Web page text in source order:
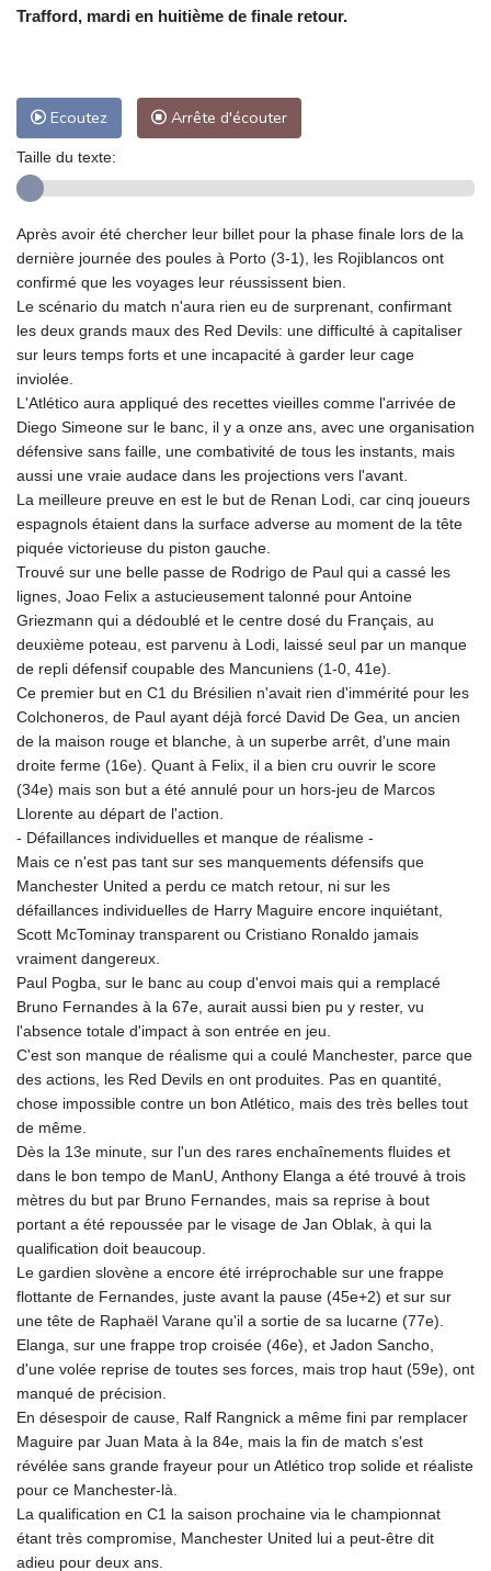
Trafford, mardi en huitième de finale retour.
Ecoutez Arrête d'écouter
Taille du texte:
Après avoir été chercher leur billet pour la phase finale lors de la
dernière journée des poules à Porto (3-1), les Rojiblancos ont
confirmé que les voyages leur réussissent bien.
Le scénario du match n'aura rien eu de surprenant, confirmant
les deux grands maux des Red Devils: une difficulté à capitaliser
sur leurs temps forts et une incapacité à garder leur cage
inviolée.
L'Atlético aura appliqué des recettes vieilles comme l'arrivée de
Diego Simeone sur le banc, il y a onze ans, avec une organisation
défensive sans faille, une combativité de tous les instants, mais
aussi une vraie audace dans les projections vers l'avant.
La meilleure preuve en est le but de Renan Lodi, car cinq joueurs
espagnols étaient dans la surface adverse au moment de la tête
piquée victorieuse du piston gauche.
Trouvé sur une belle passe de Rodrigo de Paul qui a cassé les
lignes, Joao Felix a astucieusement talonné pour Antoine
Griezmann qui a dédoublé et le centre dosé du Français, au
deuxième poteau, est parvenu à Lodi, laissé seul par un manque
de repli défensif coupable des Mancuniens (1-0, 41e).
Ce premier but en C1 du Brésilien n'avait rien d'immérité pour les
Colchoneros, de Paul ayant déjà forcé David De Gea, un ancien
de la maison rouge et blanche, à un superbe arrêt, d'une main
droite ferme (16e). Quant à Felix, il a bien cru ouvrir le score
(34e) mais son but a été annulé pour un hors-jeu de Marcos
Llorente au départ de l'action.
- Défaillances individuelles et manque de réalisme -
Mais ce n'est pas tant sur ses manquements défensifs que
Manchester United a perdu ce match retour, ni sur les
défaillances individuelles de Harry Maguire encore inquiétant,
Scott McTominay transparent ou Cristiano Ronaldo jamais
vraiment dangereux.
Paul Pogba, sur le banc au coup d'envoi mais qui a remplacé
Bruno Fernandes à la 67e, aurait aussi bien pu y rester, vu
l'absence totale d'impact à son entrée en jeu.
C'est son manque de réalisme qui a coulé Manchester, parce que
des actions, les Red Devils en ont produites. Pas en quantité,
chose impossible contre un bon Atlético, mais des très belles tout
de même.
Dès la 13e minute, sur l'un des rares enchaînements fluides et
dans le bon tempo de ManU, Anthony Elanga a été trouvé à trois
mètres du but par Bruno Fernandes, mais sa reprise à bout
portant a été repoussée par le visage de Jan Oblak, à qui la
qualification doit beaucoup.
Le gardien slovène a encore été irréprochable sur une frappe
flottante de Fernandes, juste avant la pause (45e+2) et sur sur
une tête de Raphaël Varane qu'il a sortie de sa lucarne (77e).
Elanga, sur une frappe trop croisée (46e), et Jadon Sancho,
d'une volée reprise de toutes ses forces, mais trop haut (59e), ont
manqué de précision.
En désespoir de cause, Ralf Rangnick a même fini par remplacer
Maguire par Juan Mata à la 84e, mais la fin de match s'est
révélée sans grande frayeur pour un Atlético trop solide et réaliste
pour ce Manchester-là.
La qualification en C1 la saison prochaine via le championnat
étant très compromise, Manchester United lui a peut-être dit
adieu pour deux ans.